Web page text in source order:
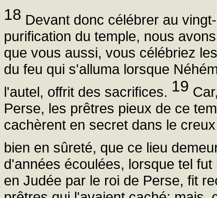
18 Devant donc célébrer au
purification du temple, nous
que vous aussi, vous célébriez
du feu qui s'alluma lorsque
l'autel, offrit des sacrifices. 19
Perse, les prêtres pieux de ce
cachèrent en secret dans le
bien en sûreté, que ce lieu
d'années écoulées, lorsque tel
en Judée par le roi de Perse, fit